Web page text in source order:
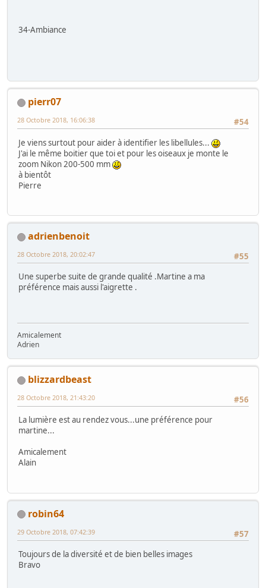
34-Ambiance
pierr07
#54
28 Octobre 2018, 16:06:38
Je viens surtout pour aider à identifier les libellules...
J'ai le même boitier que toi et pour les oiseaux je monte le
zoom Nikon 200-500 mm
à bientôt
Pierre
adrienbenoit
#55
28 Octobre 2018, 20:02:47
Une superbe suite de grande qualité .Martine a ma
préférence mais aussi l'aigrette .
Amicalement
Adrien
blizzardbeast
#56
28 Octobre 2018, 21:43:20
La lumière est au rendez vous...une préférence pour
martine...
Amicalement
Alain
robin64
#57
29 Octobre 2018, 07:42:39
Toujours de la diversité et de bien belles images
Bravo